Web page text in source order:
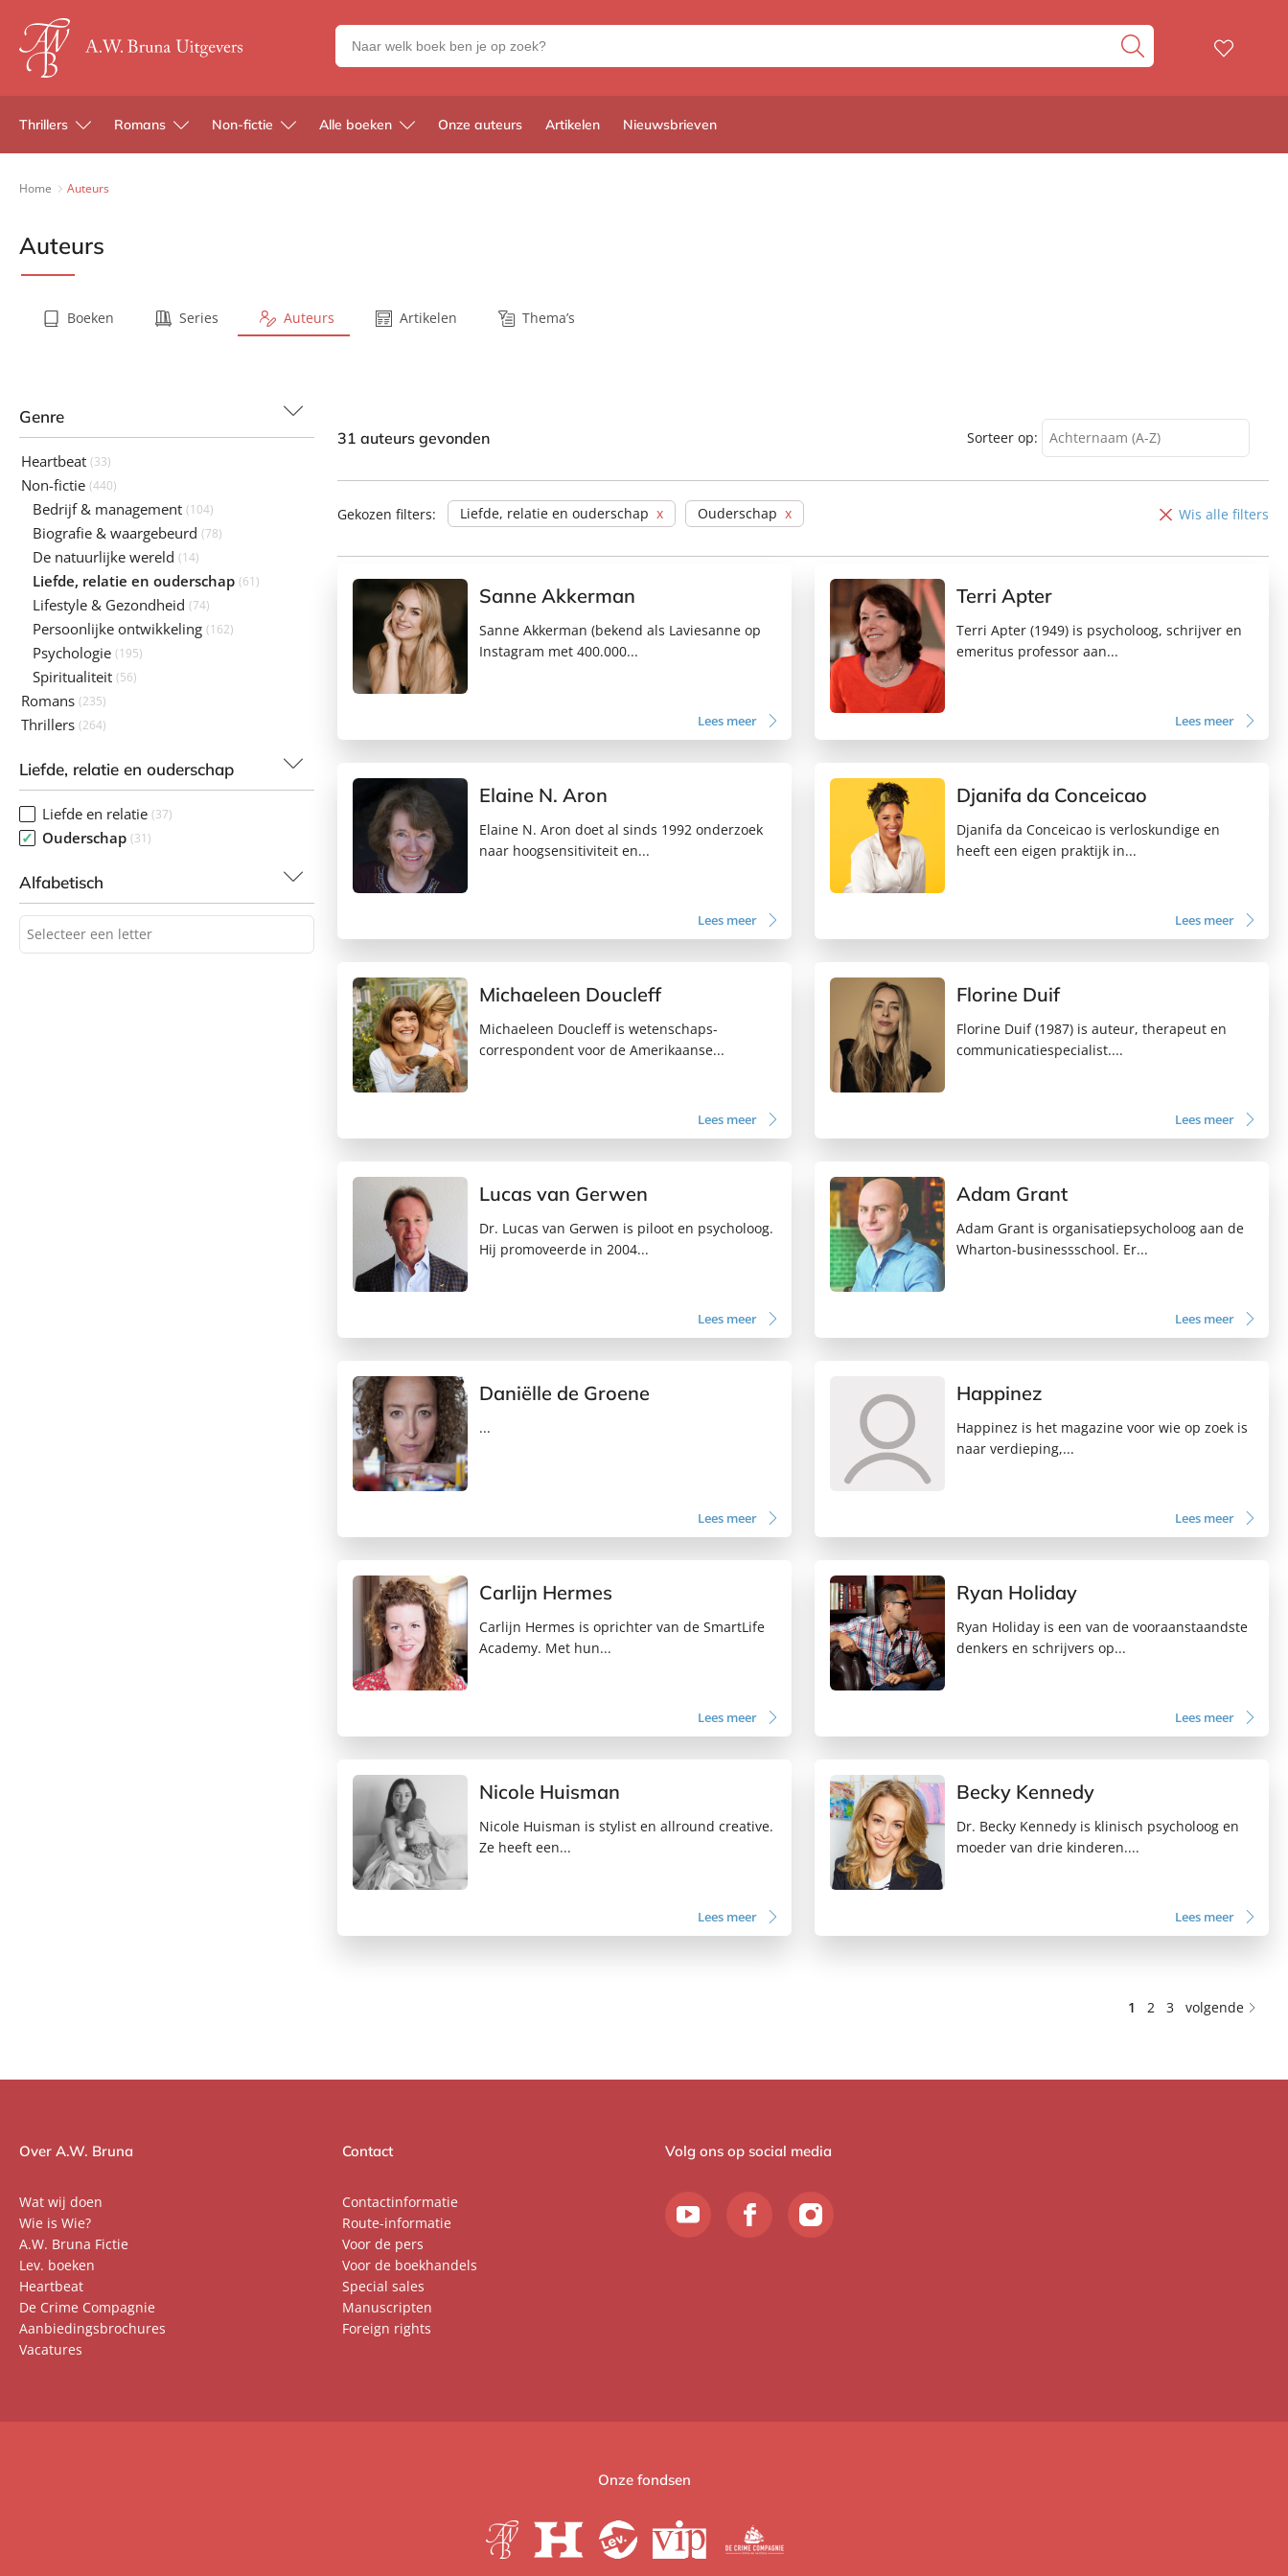
Zoeken
naar
en
uitgevers
Thrillers Romans Non-fictie Alle boeken Onze auteurs Artikelen Nieuwsbrieven
Home Auteurs
Auteurs
Boeken Series Auteurs Artikelen Thema’s
Genre
Heartbeat (33)
Non-fictie (440)
Bedrijf & management (104)
Biografie & waargebeurd (78)
De natuurlijke wereld (14)
Liefde, relatie en ouderschap (61)
Lifestyle & Gezondheid (74)
Persoonlijke ontwikkeling (162)
Psychologie (195)
Spiritualiteit (56)
Romans (235)
Thrillers (264)
Liefde, relatie en ouderschap
Liefde en relatie (37)
Ouderschap (31)
Alfabetisch
Selecteer een letter
31 auteurs gevonden Sorteer op: Achternaam (A-Z)
Achternaam (Z-A)
Gekozen filters: Liefde, relatie en ouderschap Ouderschap Wis alle filters
Sanne Akkerman
Sanne Akkerman (bekend als Laviesanne op
Instagram met 400.000...
Lees meer
Terri Apter
Terri Apter (1949) is psycholoog, schrijver en
emeritus professor aan...
Lees meer
Elaine N. Aron
Elaine N. Aron doet al sinds 1992 onderzoek
naar hoogsensitiviteit en...
Lees meer
Djanifa da Conceicao
Djanifa da Conceicao is verloskundige en
heeft een eigen praktijk in...
Lees meer
Michaeleen Doucleff
Michaeleen Doucleff is wetenschaps-
correspondent voor de Amerikaanse...
Lees meer
Florine Duif
Florine Duif (1987) is auteur, therapeut en
communicatiespecialist....
Lees meer
Lucas van Gerwen
Dr. Lucas van Gerwen is piloot en psycholoog.
Hij promoveerde in 2004...
Lees meer
Adam Grant
Adam Grant is organisatiepsycholoog aan de
Wharton-businessschool. Er...
Lees meer
Daniëlle de Groene
...
Lees meer
Happinez
Happinez is het magazine voor wie op zoek is
naar verdieping,...
Lees meer
Carlijn Hermes
Carlijn Hermes is oprichter van de SmartLife
Academy. Met hun...
Lees meer
Ryan Holiday
Ryan Holiday is een van de vooraanstaandste
denkers en schrijvers op...
Lees meer
Nicole Huisman
Nicole Huisman is stylist en allround creative.
Ze heeft een...
Lees meer
Becky Kennedy
Dr. Becky Kennedy is klinisch psycholoog en
moeder van drie kinderen....
Lees meer
1 2 3 volgende
Over A.W. Bruna
Wat wij doen
Wie is Wie?
A.W. Bruna Fictie
Lev. boeken
Heartbeat
De Crime Compagnie
Aanbiedingsbrochures
Vacatures
Contact
Contactinformatie
Route-informatie
Voor de pers
Voor de boekhandels
Special sales
Manuscripten
Foreign rights
Volg ons op social media
Onze fondsen